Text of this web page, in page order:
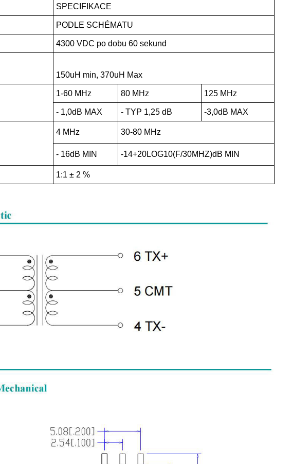
SPECIFIKACE
PODLE SCHÉMATU
4300 VDC po dobu 60 sekund
150uH min, 370uH Max
1-60 MHz 80 MHz 125 MHz
- 1,0dB MAX - TYP 1,25 dB -3,0dB MAX
4 MHz 30-80 MHz
- 16dB MIN -14+20LOG10(F/30MHZ)dB MIN
1:1 ± 2 %